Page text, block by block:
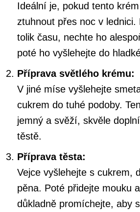
Ideální je, pokud tento
ztuhnout přes noc v lednici.
tolik času, nechte ho
poté ho vyšlehejte do
Příprava světlého krému:
V jiné míse vyšlehejte
cukrem do tuhé podoby.
jemný a svěží, skvěle
těstě.
Příprava těsta:
Vejce vyšlehejte s cukrem,
pěna. Poté přidejte mouku
důkladně promíchejte, aby